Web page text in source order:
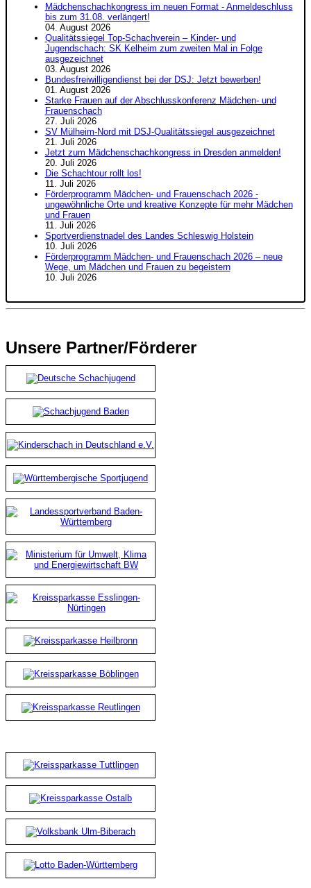
Mädchenschachkongress im neuen Format - Anmeldeschluss
bis zum 31.08. verlängert!
04. August 2026
Qualitätssiegel Top-Schachverein – Kinder- und
Jugendschach: SK Kelheim zum zweiten Mal in Folge
ausgezeichnet
03. August 2026
Bundesfreiwilligendienst bei der DSJ: Jetzt bewerben!
01. August 2026
Starke Frauen auf der Abschlusskonferenz Mädchen- und
Frauenschach
27. Juli 2026
SV Mülheim-Nord mit DSJ-Qualitätssiegel ausgezeichnet
21. Juli 2026
Jetzt zum Mädchenschachkongress in Dresden anmelden!
20. Juli 2026
Die Schachtour rollt los!
11. Juli 2026
Förderprogramm Mädchen- und Frauenschach 2026 -
ungewöhnliche Orte und kreative Konzepte für mehr Mädchen
und Frauen
11. Juli 2026
Sportverdienstnadel des Landes Schleswig Holstein
10. Juli 2026
Förderprogramm Mädchen- und Frauenschach 2026 – neue
Wege, um Mädchen und Frauen zu begeistern
10. Juli 2026
Unsere Partner/Förderer